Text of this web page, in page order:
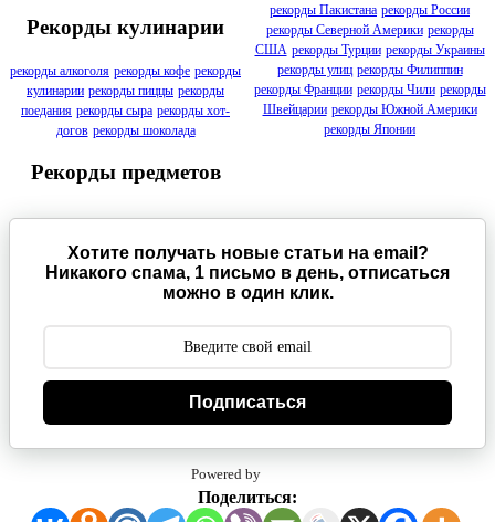
Рекорды кулинарии
рекорды алкоголя рекорды кофе рекорды
кулинарии рекорды пиццы рекорды
поедания рекорды сыра рекорды хот-
догов рекорды шоколада
Рекорды предметов
рекорды Пакистана рекорды России
рекорды Северной Америки рекорды
США рекорды Турции рекорды Украины
рекорды улиц рекорды Филиппин
рекорды Франции рекорды Чили рекорды
Швейцарии рекорды Южной Америки
рекорды Японии
Хотите получать новые статьи на email?
Никакого спама, 1 письмо в день, отписаться
можно в один клик.
Подписаться
Powered by
Поделиться: